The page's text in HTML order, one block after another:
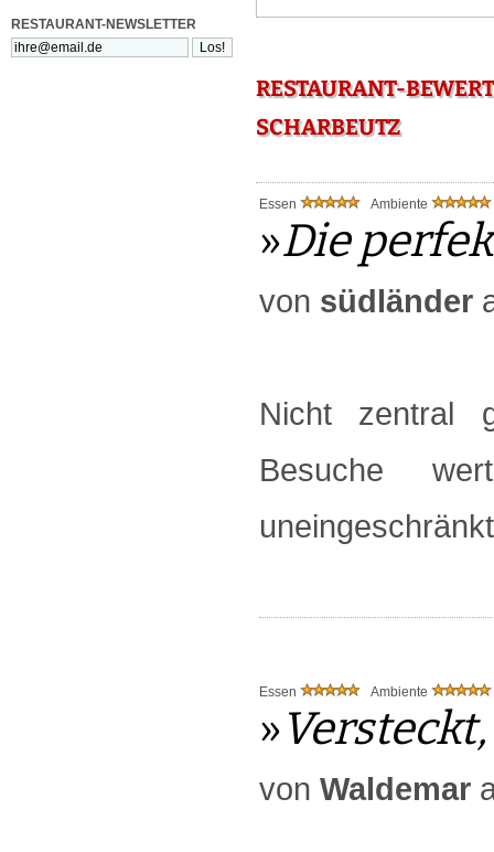
RESTAURANT-NEWSLETTER
RESTAURANT-
SCHARBEUTZ
Essen Ambiente
»Die
von südländer
Nicht zentral
Besuche
Essen Ambiente
»
von Waldemar